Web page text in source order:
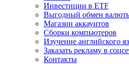
Инвестиции в ETF
Выгодный обмен
Магазин аккаунтов
Сборки компьютеров
Изучение английского
Заказать рекламу в
Контакты